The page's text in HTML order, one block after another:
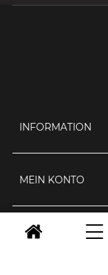
INFORMATION
MEIN KONTO
KONTAKTIERE UNS